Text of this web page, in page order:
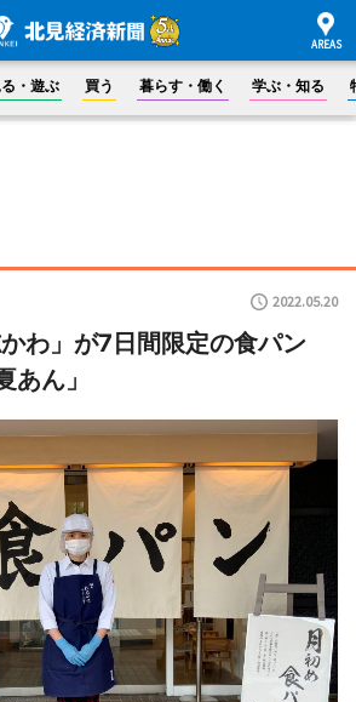
る・遊ぶ 買う 暮らす・働く 学ぶ・知る
2022.05.20
わ」が7日間限定の食パン
あん」